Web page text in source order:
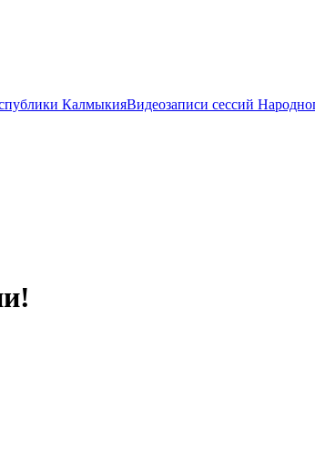
Видеозаписи сессий